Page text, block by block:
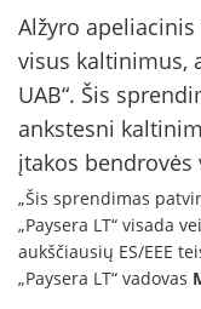
Alžyro
visus kaltinimus,
UAB“. Šis
ankstesni
įtakos bendrovės
„Šis sprendimas
„Paysera LT“ visada
aukščiausių ES/EEE
„Paysera LT“ vadovas